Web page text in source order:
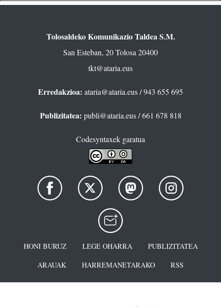
Tolosaldeko Komunikazio Taldea S.M.
San Esteban, 20 Tolosa 20400
tkt@ataria.eus
Erredakzioa: ataria@ataria.eus/ 943 655 695
Publizitatea: publi@ataria.eus/ 661 678 818
Codesyntaxek garatua
HONI BURUZ LEGE OHARRA
PUBLIZITATEA
ARAUAK
HARREMANETARAKO RSS